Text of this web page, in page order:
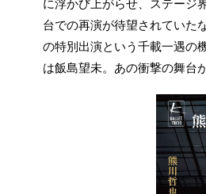
に浮かび上がらせ、ステージ
台での再演が待望されていた
の特別出演という千載一遇の
は飯島望未。あの衝撃の舞台